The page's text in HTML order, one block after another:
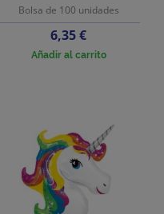
Bolsa de 100 unidades
Precio
6,35 €
Añadir al carrito